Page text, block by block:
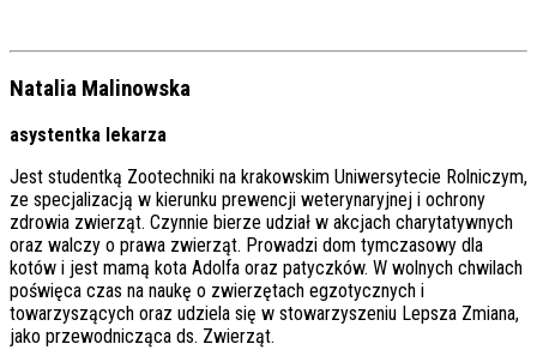
Natalia Malinowska
asystentka lekarza
Jest studentką Zootechniki na krakowskim Uniwersytecie Rolniczym,
ze specjalizacją w kierunku prewencji weterynaryjnej i ochrony
zdrowia zwierząt. Czynnie bierze udział w akcjach charytatywnych
oraz walczy o prawa zwierząt. Prowadzi dom tymczasowy dla
kotów i jest mamą kota Adolfa oraz patyczków. W wolnych chwilach
poświęca czas na naukę o zwierzętach egzotycznych i
towarzyszących oraz udziela się w stowarzyszeniu Lepsza Zmiana,
jako przewodnicząca ds. Zwierząt.